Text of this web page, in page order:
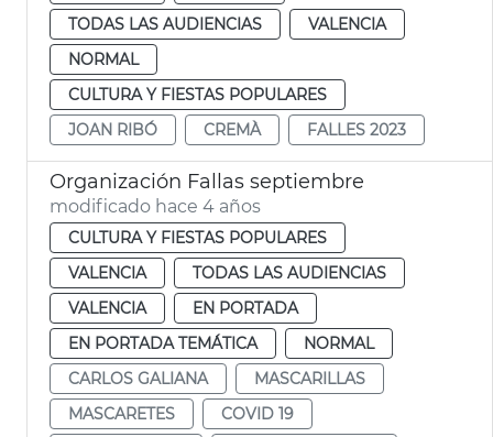
TODAS LAS AUDIENCIAS
VALENCIA
NORMAL
CULTURA Y FIESTAS POPULARES
JOAN RIBÓ
CREMÀ FALLES 2023
Organización Fallas septiembre
modificado hace 4 años
CULTURA Y FIESTAS POPULARES
VALENCIA
TODAS LAS AUDIENCIAS
VALENCIA
EN PORTADA
EN PORTADA TEMÁTICA
NORMAL
CARLOS GALIANA
MASCARILLAS
MASCARETES
COVID 19